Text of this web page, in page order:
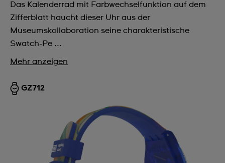
Das Kalenderrad mit Farbwechselfunktion auf dem
Zifferblatt haucht dieser Uhr aus der
Museumskollaboration seine charakteristische
Swatch-Pe ...
Mehr anzeigen
GZ712